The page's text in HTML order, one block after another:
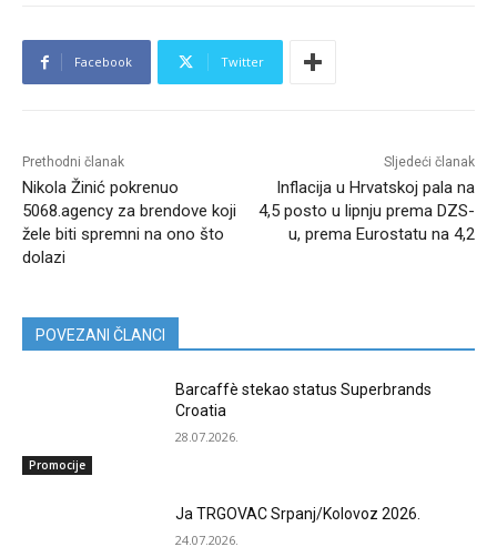
Facebook Twitter
Prethodni članak
Nikola Žinić pokrenuo
5068.agency za brendove koji
žele biti spremni na ono što
dolazi
Sljedeći članak
Inflacija u Hrvatskoj pala na
4,5 posto u lipnju prema DZS-
u, prema Eurostatu na 4,2
POVEZANI ČLANCI
Promocije
Barcaffè stekao status Superbrands
Croatia
28.07.2026.
Ja TRGOVAC Srpanj/Kolovoz 2026.
24.07.2026.